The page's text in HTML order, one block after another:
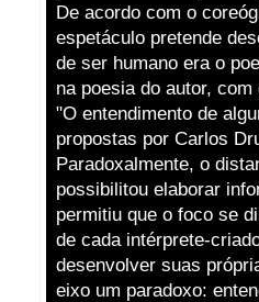
De acordo com o
espetáculo pretende
de ser humano era o
na poesia do autor,
"O entendimento de
propostas por Carlos
Paradoxalmente, o
possibilitou elaborar
permitiu que o foco se
de cada intérprete-
desenvolver suas
eixo um paradoxo: